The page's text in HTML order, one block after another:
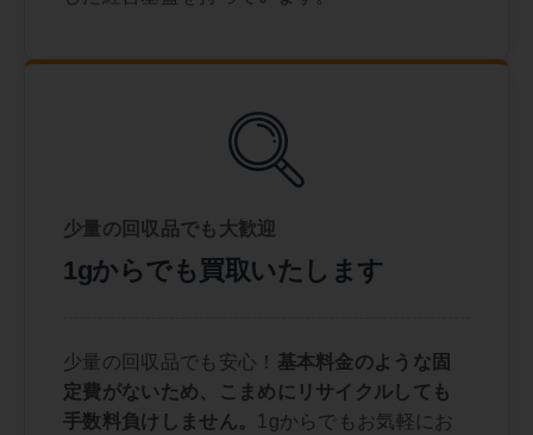
少量の回収品でも大歓迎
1gからでも買取いたします
少量の回収品でも安心！ 基本料金のような固
定費がないため、こまめにリサイクルしても
手数料負けしません。
1gからでもお気軽にお